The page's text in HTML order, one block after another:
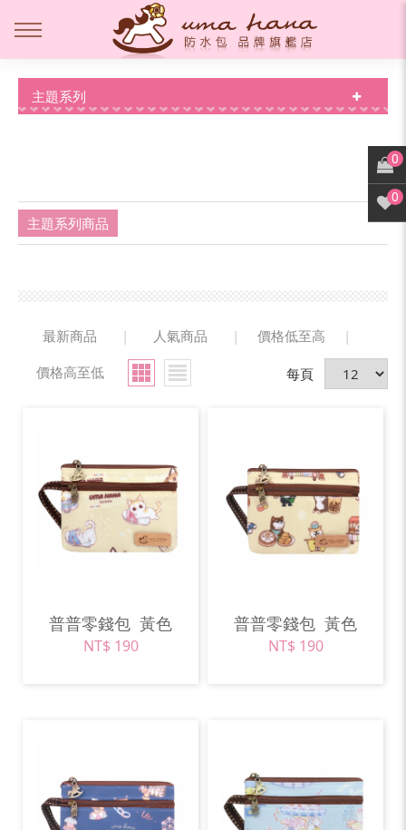
主題系列
主題系列商品
最新商品 | 人氣商品 | 價格低至高
|
價格高至低
每頁
普普零錢包 黃色
NT$ 190
普普零錢包 黃色
NT$ 190
0
0